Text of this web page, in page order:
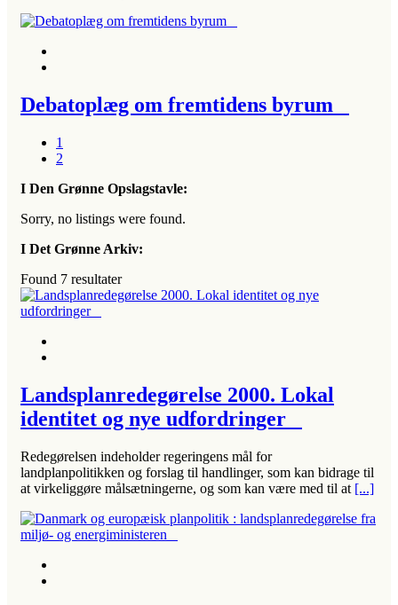
Debatoplæg om fremtidens byrum
1
2
I Den Grønne Opslagstavle:
Sorry, no listings were found.
I Det Grønne Arkiv:
Found 7 resultater
Landsplanredegørelse 2000. Lokal
identitet og nye udfordringer
Redegørelsen indeholder regeringens mål for
landplanpolitikken og forslag til handlinger, som kan bidrage til
at virkeliggøre målsætningerne, og som kan være med til at [...]